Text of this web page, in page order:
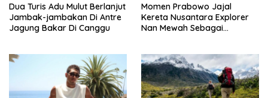
Dua Turis Adu Mulut Berlanjut
Jambak-jambakan Di Antre
Jagung Bakar Di Canggu
Momen Prabowo Jajal
Kereta Nusantara Explorer
Nan Mewah Sebagai